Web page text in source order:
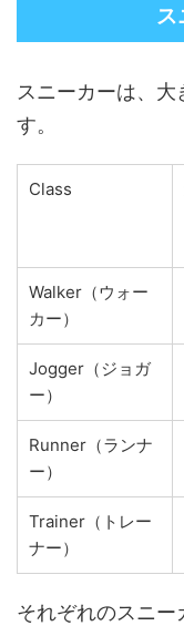
ス
スニーカーは、
す。
Class
Walker（ウォー
カー）
Jogger（ジョガ
ー）
Runner（ランナ
ー）
Trainer（トレー
ナー）
それぞれのスニー